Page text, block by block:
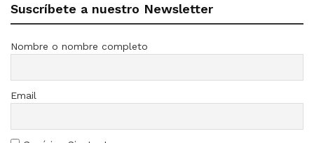
Suscríbete a nuestro Newsletter
Nombre o nombre completo
Email